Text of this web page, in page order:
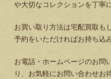
や大切なコレクションを丁寧
お買い取り方法は宅配買取も
予約をいただければお持ち込
お電話・ホームページのお問
り、お気軽にお問い合わせお